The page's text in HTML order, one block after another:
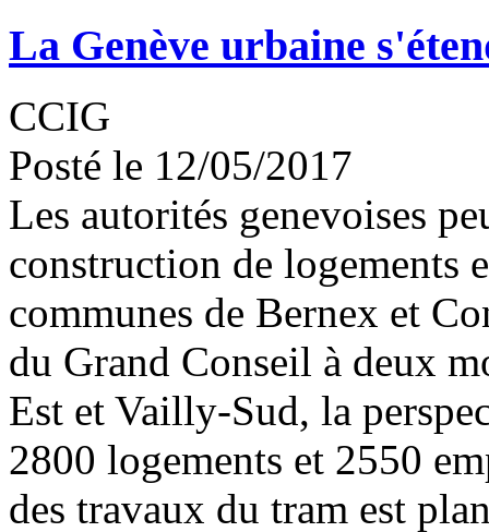
La Genève urbaine
CCIG
Posté le 12/05/2017
Les autorités genevoises
construction de logements
communes de Bernex et
du Grand Conseil à deux
Est et Vailly-Sud, la
2800 logements et 2550
des travaux du tram est